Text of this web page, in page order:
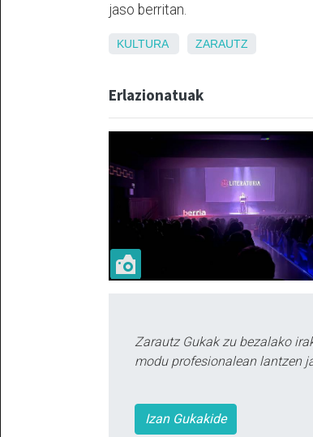
jaso berritan.
KULTURA ZARAUTZ
Erlazionatuak
Zarautz Gukak zu bezalako
modu profesionalean lantzen
Izan Gukakide